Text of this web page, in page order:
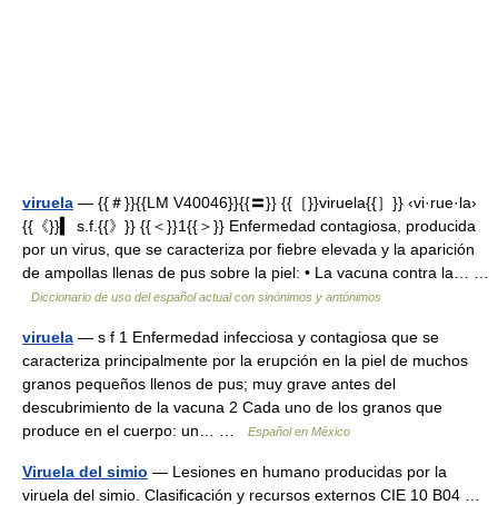
viruela — {{＃}}{{LM V40046}}{{〓}} {{［}}viruela{{］}} ‹vi·rue·la›
{{《}}▍ s.f.{{》}} {{＜}}1{{＞}} Enfermedad contagiosa, producida
por un virus, que se caracteriza por fiebre elevada y la aparición
de ampollas llenas de pus sobre la piel: • La vacuna contra la… …
Diccionario de uso del español actual con sinónimos y antónimos
viruela — s f 1 Enfermedad infecciosa y contagiosa que se
caracteriza principalmente por la erupción en la piel de muchos
granos pequeños llenos de pus; muy grave antes del
descubrimiento de la vacuna 2 Cada uno de los granos que
produce en el cuerpo: un… …
Español en México
Viruela del simio — Lesiones en humano producidas por la
viruela del simio. Clasificación y recursos externos CIE 10 B04 …